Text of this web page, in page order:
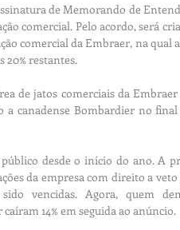
de Memorando de
comercial. Pelo acordo, será
comercial da Embraer, na qual
20% restantes.
de jatos comerciais da Embraer
canadense Bombardier no
desde o início do ano. A
da empresa com direito a veto
vencidas. Agora, quem
14% em seguida ao anúncio.